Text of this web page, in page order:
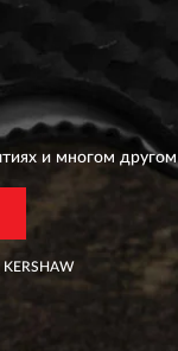
и многом другом
KERSHAW